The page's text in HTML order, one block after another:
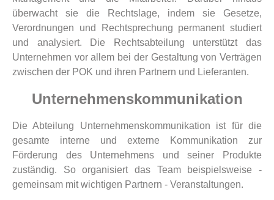
überwacht sie die Rechtslage, indem sie Gesetze,
Verordnungen und Rechtsprechung permanent studiert
und analysiert. Die Rechtsabteilung unterstützt das
Unternehmen vor allem bei der Gestaltung von Verträgen
zwischen der POK und ihren Partnern und Lieferanten.
Unternehmenskommunikation
Die Abteilung Unternehmenskommunikation ist für die
gesamte interne und externe Kommunikation zur
Förderung des Unternehmens und seiner Produkte
zuständig. So organisiert das Team beispielsweise -
gemeinsam mit wichtigen Partnern - Veranstaltungen.